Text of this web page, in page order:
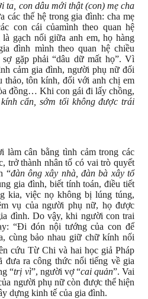
ta, con dâu mới thật (con) mẹ cha
các thế hệ trong gia đình: cha mẹ
con cái củamình theo quan hệ
gạch nối giữa anh em, họ hàng
đình mình theo quan hệ chiều
gặp phải “dâu dữ mất họ”. Vì
cảm gia đình, người phụ nữ đối
thảo, tôn kính, đối với anh chị em
đồng… Khi con gái đi lấy chồng,
cẩn, sớm tối không được trái
cân bằng tình cảm trong các
trở thành nhân tố có vai trò quyết
“đàn ông xây nhà, đàn bà xây tổ
gia đình, biết tính toán, điều tiết
kia, việc nọ không bị lúng túng,
vụ của người phụ nữ, họ được
đình. Do vậy, khi người con trai
“Đi đón nội tướng của con để
cùng bảo nhau giữ chữ kính nối
cứu Từ Chi và hai học giả Pháp
đưa ra công thức nổi tiếng về gia
“trị vì”, người vợ “cai quản”. Vai
người phụ nữ còn được thể hiện
dựng kinh tế của gia đình.